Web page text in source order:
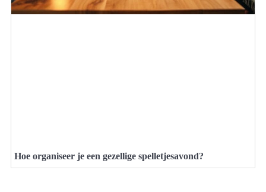
Hoe organiseer je een gezellige spelletjesavond?